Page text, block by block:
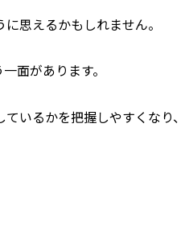
思えるかもしれません。
面があります。
いるかを把握しやすくなり